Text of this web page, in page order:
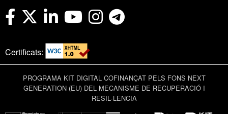
Certificats:
PROGRAMA KIT DIGITAL COFINANÇAT PELS FONS NEXT
GENERATION (EU) DEL MECANISME DE RECUPERACIÓ I
RESIL·LÈNCIA